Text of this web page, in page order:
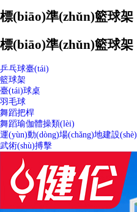
標(biāo)準(zhǔn)籃球架
標(biāo)準(zhǔn)籃球架
乒乓球臺(tái)
籃球架
臺(tái)球桌
羽毛球
舞蹈把桿
舞蹈瑜伽體操類(lèi)
運(yùn)動(dòng)場(chǎng)地建設(shè)
武術(shù)搏擊